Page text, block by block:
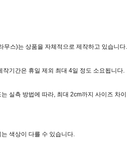
무스)는 상품을 자체적으로 제작하고 있습니다.
작기간은 휴일 제외 최대 4일 정도 소요됩니다.
실측 방법에 따라, 최대 2cm까지 사이즈 차이
색상이 다를 수 있습니다.